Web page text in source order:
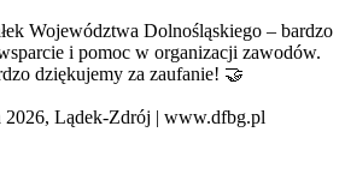
Województwa Dolnośląskiego – bardzo
i pomoc w organizacji zawodów.
dziękujemy za zaufanie! 🤝
Lądek-Zdrój | www.dfbg.pl